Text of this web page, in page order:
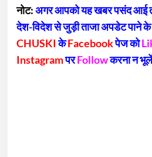
नोट:अगर आपको यह खबर पसंद आई
देश-विदेश से जुड़ी ताजा अपडेट पाने के
CHUSKIकेFacebookपेज को
InstagramपरFollowकरना न